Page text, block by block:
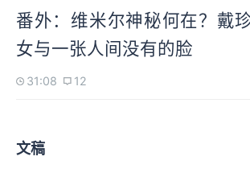
番外：维米尔神秘何在？戴
女与一张人间没有的脸
31:08 12
文稿